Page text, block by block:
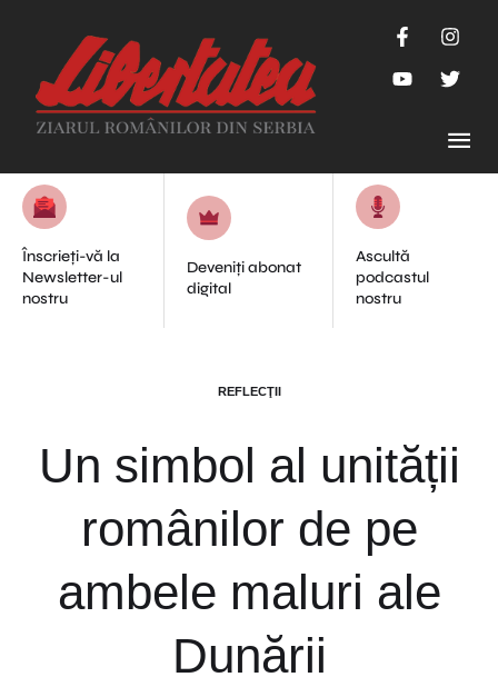
Înscrieți-vă la
Newsletter-ul
nostru
Deveniți abonat
digital
Ascultă
podcastul
nostru
REFLECŢII
Un simbol al unității
românilor de pe
ambele maluri ale
Dunării